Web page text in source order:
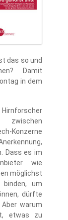
das so und
Damit
in dem
Konzerne
Dass es im
wie
möglichst
um
dürfte
warum
etwas zu